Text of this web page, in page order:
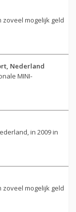
mogelijk geld
Nederland
MINI-
in 2009 in
mogelijk geld